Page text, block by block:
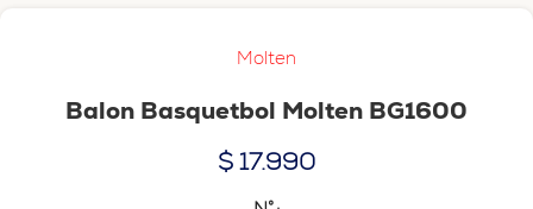
Molten
Balon Basquetbol Molten BG1600
$ 17.990